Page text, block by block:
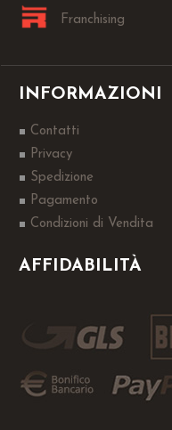
Franchising
INFORMAZIONI
Contatti
Privacy
Spedizione
Pagamento
Condizioni di Vendita
AFFIDABILITÀ